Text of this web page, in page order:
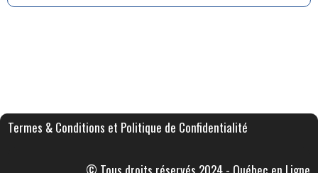
Termes & Conditions et Politique de Confidentialité